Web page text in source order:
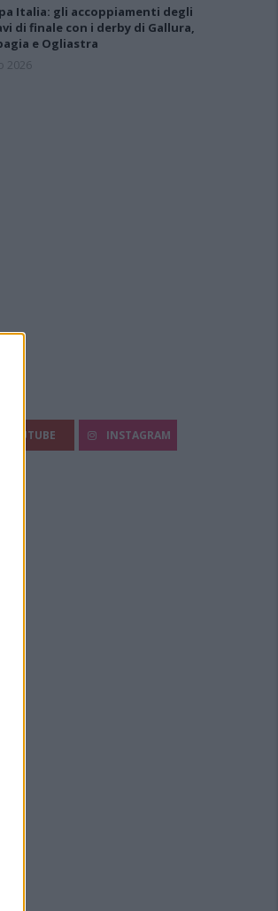
Italia: gli accoppiamenti degli
di finale con i derby di Gallura,
e Ogliastra
2026
YOUTUBE INSTAGRAM